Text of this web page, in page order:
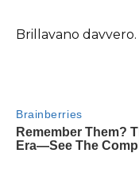
Brillavano davvero.